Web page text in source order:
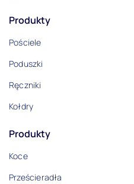
2
1
Produkty
Pościele
Poduszki
Ręczniki
Kołdry
Produkty
Koce
Prześcieradła